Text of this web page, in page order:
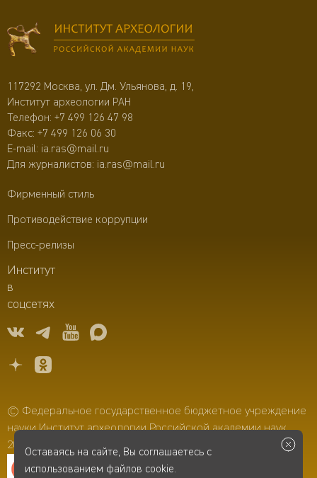
117292 Москва, ул. Дм. Ульянова, д. 19,
Институт археологии РАН
Телефон: +7 499 126 47 98
Факс: +7 499 126 06 30
E-mail: ia.ras@mail.ru
Для журналистов: ia.ras@mail.ru
Фирменный стиль
Противодействие коррупции
Пресс-релизы
Институт
в
соцсетях
© Федеральное государственное бюджетное учреждение
науки Институт археологии Российской академии наук,
2006–2026
Оставаясь на сайте, Вы соглашаетесь с
использованием файлов cookie.